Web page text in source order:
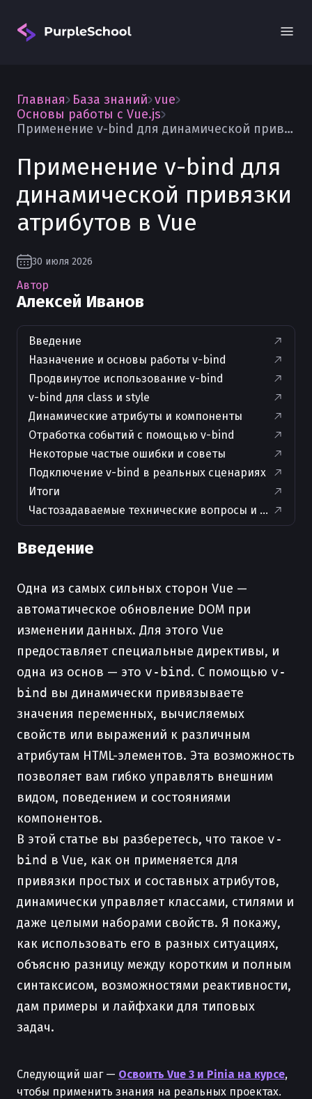
Вход
Главная База знаний vue
Основы работы с Vue.js
Применение v-bind для динамической привязки атрибутов в Vue
Применение v-bind для
динамической привязки
атрибутов в Vue
30 июля 2026
Автор
Алексей Иванов
Введение
Назначение и основы работы v-bind
Продвинутое использование v-bind
v-bind для class и style
Динамические атрибуты и компоненты
Отработка событий с помощью v-bind
Некоторые частые ошибки и советы
Подключение v-bind в реальных сценариях
Итоги
Частозадаваемые технические вопросы и ответы
Введение
Одна из самых сильных сторон Vue —
автоматическое обновление DOM при
изменении данных. Для этого Vue
предоставляет специальные директивы, и
одна из основ — это v-bind. С помощью v-
bind вы динамически привязываете
значения переменных, вычисляемых
свойств или выражений к различным
атрибутам HTML-элементов. Эта возможность
позволяет вам гибко управлять внешним
видом, поведением и состояниями
компонентов.
В этой статье вы разберетесь, что такое v-
bind в Vue, как он применяется для
привязки простых и составных атрибутов,
динамически управляет классами, стилями и
даже целыми наборами свойств. Я покажу,
как использовать его в разных ситуациях,
объясню разницу между коротким и полным
синтаксисом, возможностями реактивности,
дам примеры и лайфхаки для типовых
задач.
Следующий шаг — Освоить Vue 3 и Pinia на курсе,
чтобы применить знания на реальных проектах.